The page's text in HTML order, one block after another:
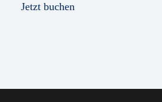
Jetzt buchen